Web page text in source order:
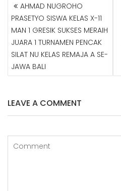
N
A
V
G
A
S
P
O
AHMAD NUGROHO
PRASETYO SISWA KELAS X-11
MAN 1 GRESIK SUKSES MERAIH
JUARA 1 TURNAMEN PENCAK
SILAT NU KELAS REMAJA A SE-
JAWA BALI
LEAVE A COMMENT